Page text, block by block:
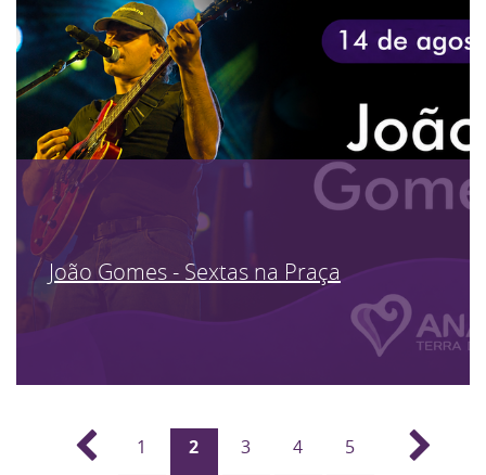
João Gomes - Sextas na Praça
1 2 3 4 5